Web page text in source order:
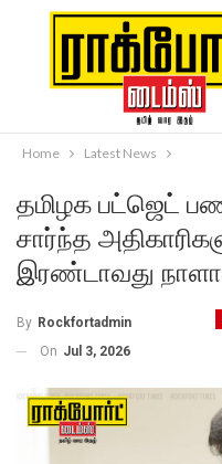
Home Latest News
தமிழக பட்ஜெட்
சார்ந்த
இரண்டாவது
By Rockfortadmin
On Jul 3, 2026